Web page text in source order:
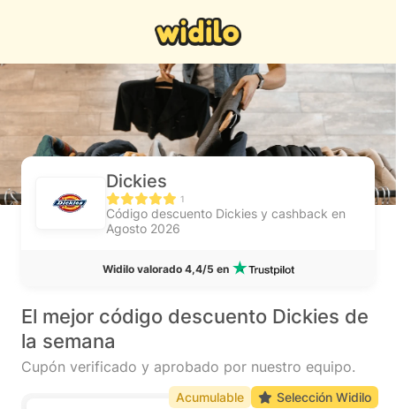
Dickies
1
Código descuento Dickies y cashback en
Agosto 2026
Widilo valorado 4,4/5 en
El mejor código descuento Dickies de
la semana
Cupón verificado y aprobado por nuestro equipo.
Acumulable Selección Widilo